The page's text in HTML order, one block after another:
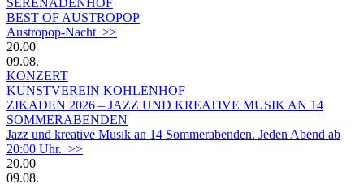
BEST OF AUSTROPOP
Austropop-Nacht >>
20.00
09.08.
KONZERT
KUNSTVEREIN KOHLENHOF
ZIKADEN 2026 – JAZZ UND KREATIVE MUSIK AN 14
SOMMERABENDEN
Jazz und kreative Musik an 14 Sommerabenden. Jeden Abend ab
20:00 Uhr. >>
20.00
09.08.